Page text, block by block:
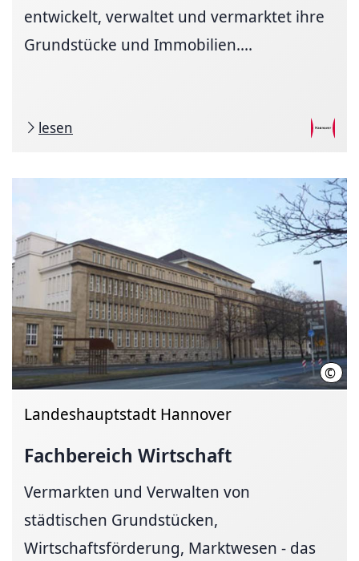
entwickelt, verwaltet und vermarktet ihre
Grundstücke und Immobilien....
lesen
©
Landeshauptstadt Hannover
Fachbereich Wirtschaft
Vermarkten und Verwalten von
städtischen Grundstücken,
Wirtschaftsförderung, Marktwesen - das